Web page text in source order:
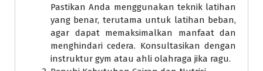
Pastikan Anda menggunakan teknik latihan
yang benar, terutama untuk latihan beban,
agar dapat memaksimalkan manfaat dan
menghindari cedera. Konsultasikan dengan
instruktur gym atau ahli olahraga jika ragu.